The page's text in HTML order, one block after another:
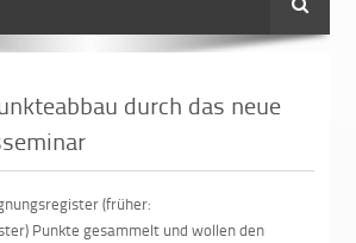
durch das neue
(früher:
Punkte gesammelt und wollen den